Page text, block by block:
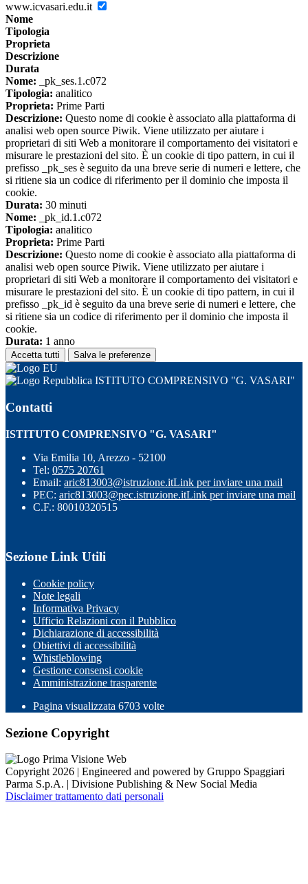
www.icvasari.edu.it
Nome
Tipologia
Proprieta
Descrizione
Durata
Nome: _pk_ses.1.c072
Tipologia: analitico
Proprieta: Prime Parti
Descrizione: Questo nome di cookie è associato alla piattaforma di
analisi web open source Piwik. Viene utilizzato per aiutare i
proprietari di siti Web a monitorare il comportamento dei visitatori e
misurare le prestazioni del sito. È un cookie di tipo pattern, in cui il
prefisso _pk_ses è seguito da una breve serie di numeri e lettere, che
si ritiene sia un codice di riferimento per il dominio che imposta il
cookie.
Durata: 30 minuti
Nome: _pk_id.1.c072
Tipologia: analitico
Proprieta: Prime Parti
Descrizione: Questo nome di cookie è associato alla piattaforma di
analisi web open source Piwik. Viene utilizzato per aiutare i
proprietari di siti Web a monitorare il comportamento dei visitatori e
misurare le prestazioni del sito. È un cookie di tipo pattern, in cui il
prefisso _pk_id è seguito da una breve serie di numeri e lettere, che
si ritiene sia un codice di riferimento per il dominio che imposta il
cookie.
Durata: 1 anno
Accetta tutti Salva le preferenze
ISTITUTO COMPRENSIVO "G. VASARI"
Contatti
ISTITUTO COMPRENSIVO "G. VASARI"
Via Emilia 10, Arezzo - 52100
Tel: 0575 20761
Email: aric813003@istruzione.itLink per inviare una mail
PEC: aric813003@pec.istruzione.itLink per inviare una mail
C.F.: 80010320515
Sezione Link Utili
Cookie policy
Note legali
Informativa Privacy
Ufficio Relazioni con il Pubblico
Dichiarazione di accessibilità
Obiettivi di accessibilità
Whistleblowing
Gestione consensi cookie
Amministrazione trasparente
Pagina visualizzata 6703 volte
Sezione Copyright
Copyright 2026 | Engineered and powered by Gruppo Spaggiari
Parma S.p.A. | Divisione Publishing & New Social Media
Disclaimer trattamento dati personali